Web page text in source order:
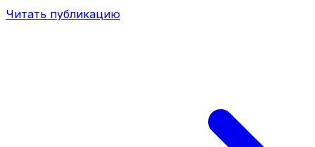
Читать публикацию